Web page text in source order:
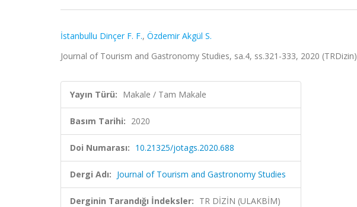
İstanbullu Dinçer F. F., Özdemir Akgül S.
Journal of Tourism and Gastronomy Studies, sa.4, ss.321-333, 2020 (TRDizin)
Yayın Türü: Makale / Tam Makale
Basım Tarihi: 2020
Doi Numarası: 10.21325/jotags.2020.688
Dergi Adı: Journal of Tourism and Gastronomy Studies
Derginin Tarandığı İndeksler: TR DİZİN (ULAKBİM)